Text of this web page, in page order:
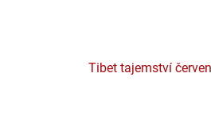
Tibet tajemství